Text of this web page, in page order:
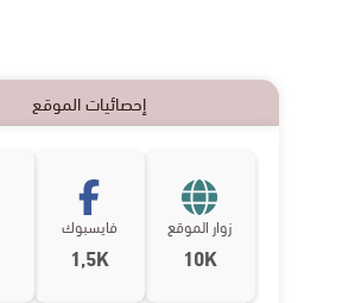
إحصائيات الموقع
زوار الموقع
10K
فايسبوك
1,5K